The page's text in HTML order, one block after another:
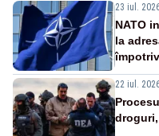
23 iul.
NATO
la
22 iul.